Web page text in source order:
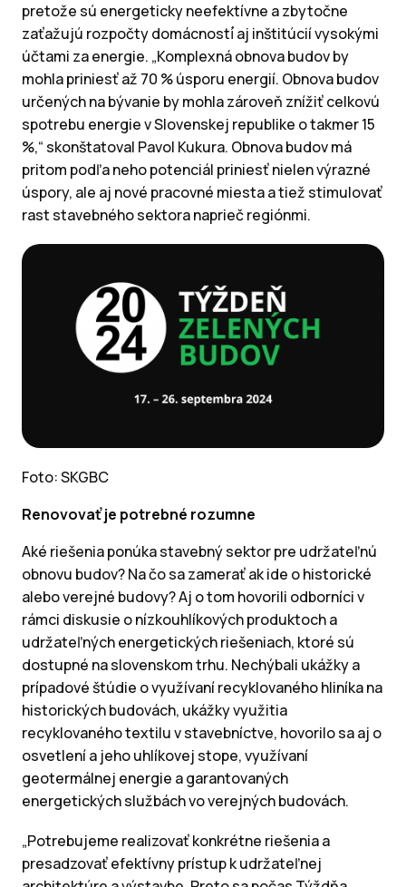
pretože sú energeticky neefektívne a zbytočne
zaťažujú rozpočty domácností́ aj inštitúcií vysokými
účtami za energie. „Komplexná obnova budov by
mohla priniesť až 70 % úsporu energií. Obnova budov
určených na bývanie by mohla zároveň znížiť celkovú
spotrebu energie v Slovenskej republike o takmer 15
%,“ skonštatoval Pavol Kukura. Obnova budov má
pritom podľa neho potenciál priniesť nielen výrazné
úspory, ale aj nové pracovné miesta a tiež stimulovať
rast stavebného sektora naprieč regiónmi.
Foto: SKGBC
Renovovať je potrebné rozumne
Aké riešenia ponúka stavebný sektor pre udržateľnú
obnovu budov? Na čo sa zamerať ak ide o historické
alebo verejné budovy? Aj o tom hovorili odborníci v
rámci diskusie o nízkouhlíkových produktoch a
udržateľných energetických riešeniach, ktoré sú
dostupné na slovenskom trhu. Nechýbali ukážky a
prípadové štúdie o využívaní recyklovaného hliníka na
historických budovách, ukážky využitia
recyklovaného textilu v stavebníctve, hovorilo sa aj o
osvetlení a jeho uhlíkovej stope, využívaní
geotermálnej energie a garantovaných
energetických službách vo verejných budovách.
„Potrebujeme realizovať konkrétne riešenia a
presadzovať efektívny prístup k udržateľnej